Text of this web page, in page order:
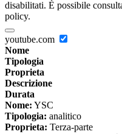
disabilitati. È possibile
policy.
youtube.com
Nome
Tipologia
Proprieta
Descrizione
Durata
Nome: YSC
Tipologia: analitico
Proprieta: Terza-parte